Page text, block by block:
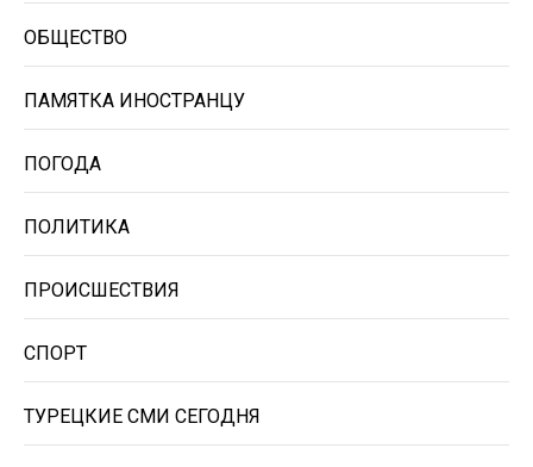
ОБЩЕСТВО
ПАМЯТКА ИНОСТРАНЦУ
ПОГОДА
ПОЛИТИКА
ПРОИСШЕСТВИЯ
СПОРТ
ТУРЕЦКИЕ СМИ СЕГОДНЯ